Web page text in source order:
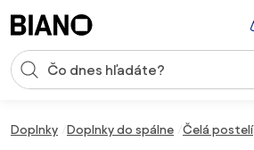
Vstup pre vyhľadávanie
Doplnky Doplnky do spálne Čelá postelí